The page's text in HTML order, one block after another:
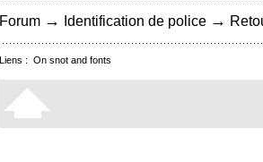
Forum → Identification de police →
Liens : On snot and fonts